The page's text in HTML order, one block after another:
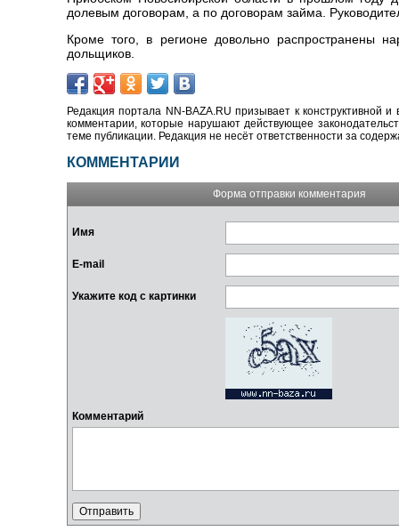
долевым договорам, а по договорам займа.
Кроме того, в регионе довольно распространены
дольщиков.
Редакция портала NN-BAZA.RU призывает к конструктивной
комментарии, которые нарушают действующее
теме публикации. Редакция не несёт ответственности за
КОММЕНТАРИИ
Форма отправки комментария
Имя
E-mail
Укажите код с картинки
Комментарий